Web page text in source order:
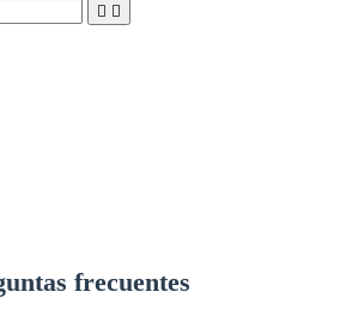
 
frecuentes